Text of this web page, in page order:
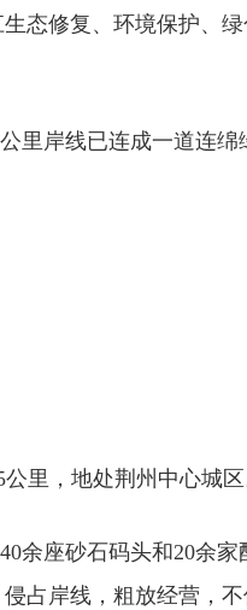
态修复、环境保护、
岸线已连成一道连绵
里，地处荆州中心城区
余座砂石码头和20余
占岸线，粗放经营，